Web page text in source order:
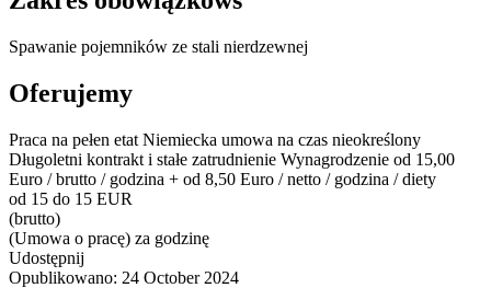
Spawanie pojemników ze stali nierdzewnej
Oferujemy
Praca na pełen etat Niemiecka umowa na czas nieokreślony
Długoletni kontrakt i stałe zatrudnienie Wynagrodzenie od 15,00
Euro / brutto / godzina + od 8,50 Euro / netto / godzina / diety
od 15 do 15 EUR
(brutto)
(Umowa o pracę) za godzinę
Udostępnij
Opublikowano: 24 October 2024